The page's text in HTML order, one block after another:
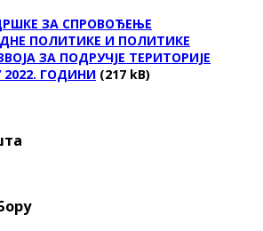
ЗА СПРОВОЂЕЊЕ
ПОЛИТИКЕ И ПОЛИТИКЕ
ЗА ПОДРУЧЈЕ ТЕРИТОРИЈЕ
ГОДИНИ (217 kB)